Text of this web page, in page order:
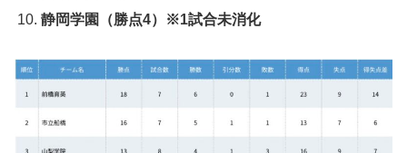
静岡学園（勝点4）※1試合未消化